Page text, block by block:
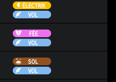
Électrik
Vol
Fée
Vol
Sol
Vol